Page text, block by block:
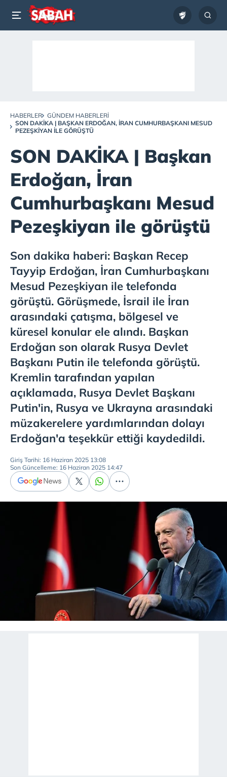
HABERLER
GÜNDEM HABERLERI
SON DAKİKA | BAŞKAN ERDOĞAN, İRAN CUMHURBAŞKANI MESUD
PEZEŞKIYAN ILE GÖRÜŞTÜ
SON DAKİKA | Başkan
Erdoğan, İran
Cumhurbaşkanı Mesud
Pezeşkiyan ile görüştü
Son dakika haberi: Başkan Recep
Tayyip Erdoğan, İran Cumhurbaşkanı
Mesud Pezeşkiyan ile telefonda
görüştü. Görüşmede, İsrail ile İran
arasındaki çatışma, bölgesel ve
küresel konular ele alındı. Başkan
Erdoğan son olarak Rusya Devlet
Başkanı Putin ile telefonda görüştü.
Kremlin tarafından yapılan
açıklamada, Rusya Devlet Başkanı
Putin'in, Rusya ve Ukrayna arasındaki
müzakerelere yardımlarından dolayı
Erdoğan'a teşekkür ettiği kaydedildi.
Giriş Tarihi: 16 Haziran 2025 13:08
Son Güncelleme: 16 Haziran 2025 14:47